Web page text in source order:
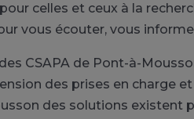
celles et ceux à la
vous écouter, vous
CSAPA de Pont-à-
des prises en charge
des solutions existent